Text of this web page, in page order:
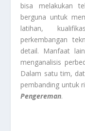
bisa melakukan
berguna untuk
latihan,
perkembangan
detail. Manfaat
menganalisis
Dalam satu tim,
pembanding untuk
Pengereman.